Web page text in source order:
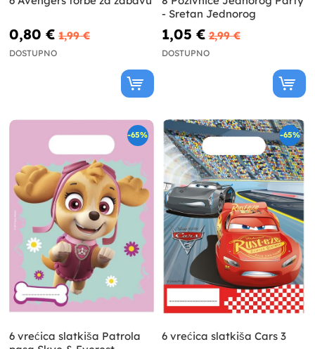
0,80 € 1,99 €
DOSTUPNO
- Sretan Jednorog
1,05 € 2,99 €
DOSTUPNO
-65%
6 vrećica slatkiša Patrola
-65%
6 vrećica slatkiša Cars 3